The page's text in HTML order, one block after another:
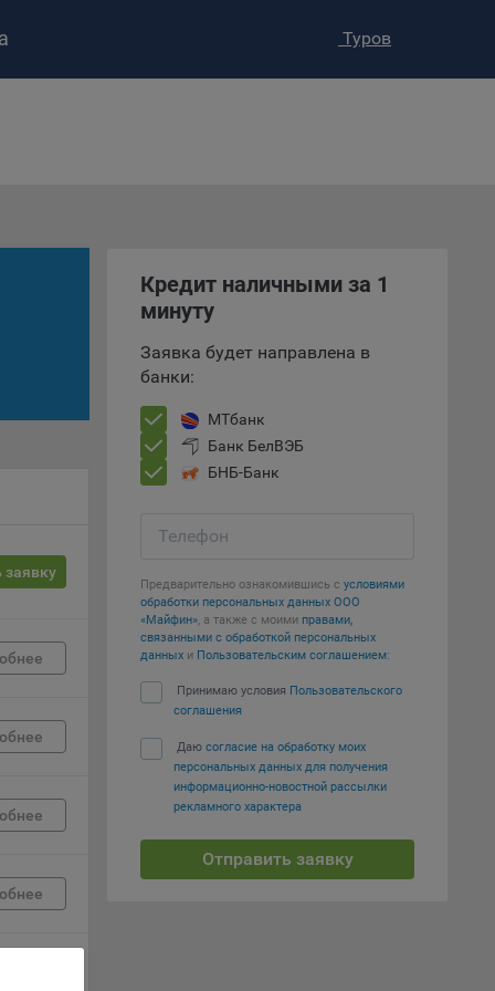
если
Туров
заявку
Кредит наличными за 1
минуту
Заявка будет направлена в
банки:
МТбанк
Банк БелВЭБ
БНБ-Банк
Телефон
Предварительно ознакомившись с условиями
обработки персональных данных ООО
«Майфин», а также с моими правами,
связанными с обработкой персональных
данных и Пользовательским соглашением:
Принимаю условия Пользовательского
соглашения
Даю согласие на обработку моих
персональных данных для получения
информационно-новостной рассылки
рекламного характера
Отправить заявку